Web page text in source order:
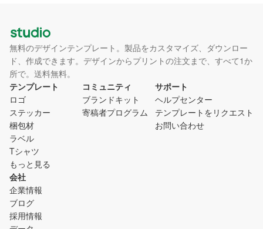
無料のデザインテンプレート。製品をカスタマイズ、ダウンロー
ド、作成できます。デザインからプリントの注文まで、すべて1か
所で。送料無料。
テンプレート
ロゴ
ステッカー
梱包材
ラベル
Tシャツ
もっと見る
コミュニティ
ブランドキット
寄稿者プログラム
サポート
ヘルプセンター
テンプレートをリクエスト
お問い合わせ
会社
企業情報
ブログ
採用情報